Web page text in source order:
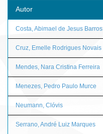
Autor
Costa, Abimael de Jesus Barros
Cruz, Emelle Rodrigues Novais
Mendes, Nara Cristina Ferreira
Menezes, Pedro Paulo Murce
Neumann, Clóvis
Serrano, André Luiz Marques